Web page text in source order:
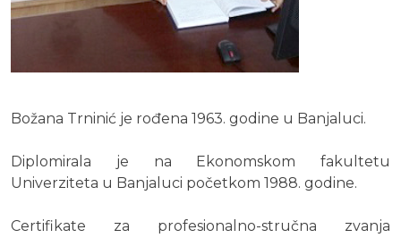
Božana Trninić je rođena 1963. godine u Banjaluci.
Diplomirala je na Ekonomskom fakultetu
Univerziteta u Banjaluci početkom 1988. godine.
Certifikate za profesionalno-stručna zvanja